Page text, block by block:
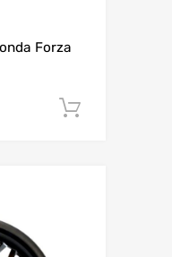
Forza